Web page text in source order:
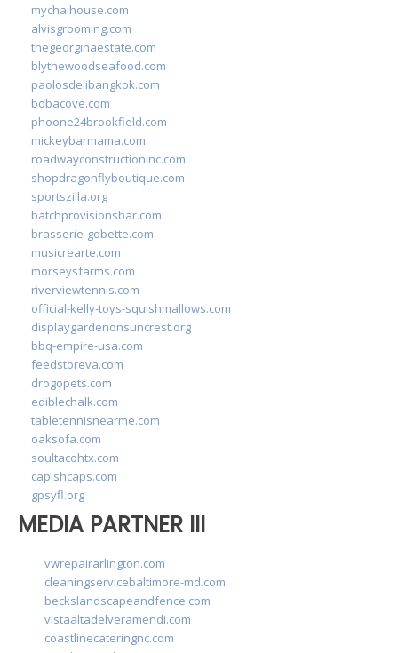
mychaihouse.com
alvisgrooming.com
thegeorginaestate.com
blythewoodseafood.com
paolosdelibangkok.com
bobacove.com
phoone24brookfield.com
mickeybarmama.com
roadwayconstructioninc.com
shopdragonflyboutique.com
sportszilla.org
batchprovisionsbar.com
brasserie-gobette.com
musicrearte.com
morseysfarms.com
riverviewtennis.com
official-kelly-toys-squishmallows.com
displaygardenonsuncrest.org
bbq-empire-usa.com
feedstoreva.com
drogopets.com
ediblechalk.com
tabletennisnearme.com
oaksofa.com
soultacohtx.com
capishcaps.com
gpsyfl.org
MEDIA PARTNER III
vwrepairarlington.com
cleaningservicebaltimore-md.com
beckslandscapeandfence.com
vistaaltadelveramendi.com
coastlinecateringnc.com